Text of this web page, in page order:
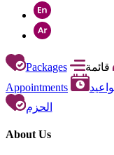
Packages
Appointments
الحزم
About Us